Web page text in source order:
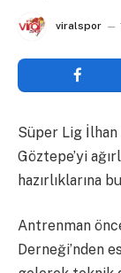
viralspor
Süper Lig İlhan
Göztepe’yi
hazırlıklarına
Antrenman
Derneği’nden